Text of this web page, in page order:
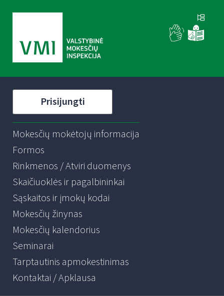
Prisijungti
Mokesčių mokėtojų informacija
Formos
Rinkmenos / Atviri duomenys
Skaičiuoklės ir pagalbininkai
Sąskaitos ir įmokų kodai
Mokesčių žinynas
Mokesčių kalendorius
Seminarai
Tarptautinis apmokestinimas
Kontaktai / Apklausa